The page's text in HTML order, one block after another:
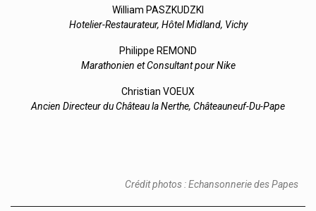
William PASZKUDZKI
Hotelier-Restaurateur, Hôtel Midland, Vichy
Philippe REMOND
Marathonien et Consultant pour Nike
Christian VOEUX
Ancien Directeur du Château la Nerthe, Châteauneuf-Du-Pape
Crédit photos : Echansonnerie des Papes